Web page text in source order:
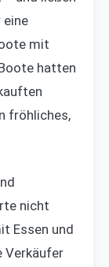
eine
mit
hatten
fröhliches,
nicht
Essen und
Verkäufer